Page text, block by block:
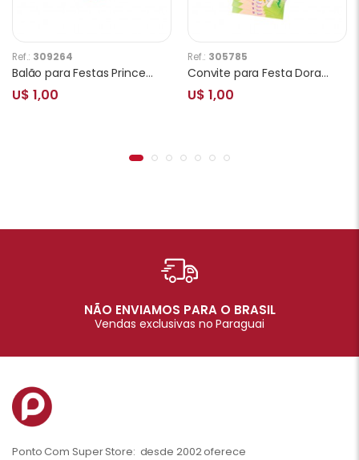
Ref.: 309264
Balão para Festas Princesas YSBLY398 Rosa
U$ 1,00
Ref.: 305785
Convite para Festa Dora 10 Unidades
U$ 1,00
NÃO ENVIAMOS PARA O BRASIL
Vendas exclusivas no Paraguai
Ponto Com Super Store: desde 2002 oferece